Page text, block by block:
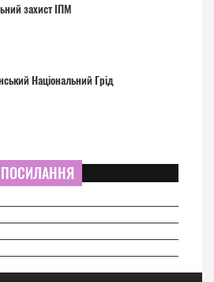
захист ІПМ
Національний Грід
ПОСИЛАННЯ